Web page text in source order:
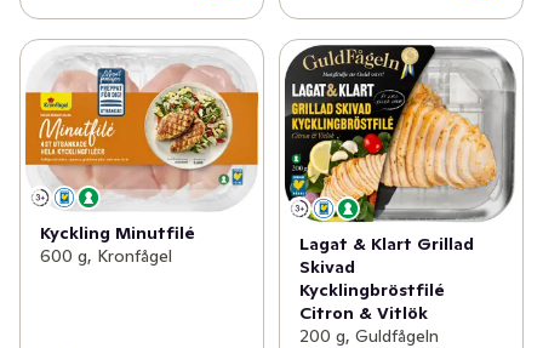
Kyckling Minutfilé
600 g, Kronfågel
Lagat & Klart Grillad
Skivad
Kycklingbröstfilé
Citron & Vitlök
200 g, Guldfågeln